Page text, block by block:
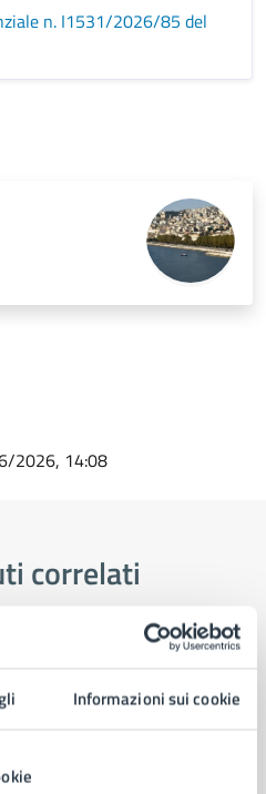
Informazioni sui cookie
n. I1531/2026/85 del
2026, 14:08
correlati
Sport di
01/01/2026
Personale,